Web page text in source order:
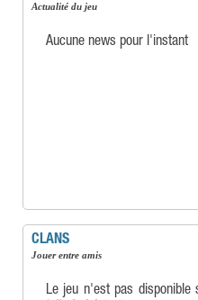
Actualité du jeu
Aucune news pour l'instant
CLANS
Jouer entre amis
Le jeu n'est pas disponible